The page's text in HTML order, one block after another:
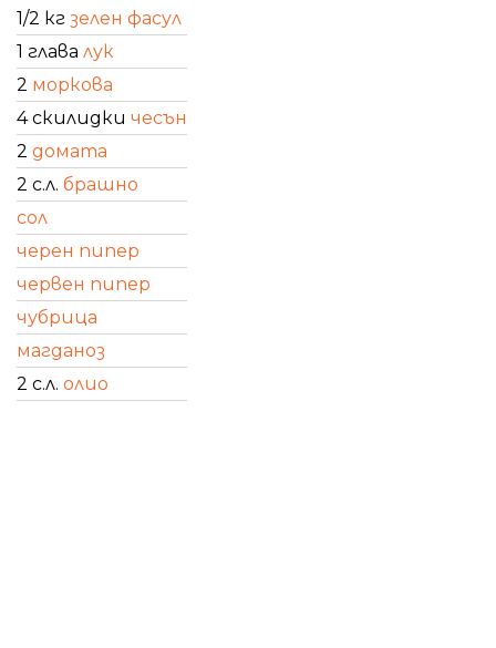
1/2 кг зелен фасул
1 глава лук
2 моркова
4 скилидки чесън
2 домата
2 с.л. брашно
сол
черен пипер
червен пипер
чубрица
магданоз
2 с.л. олио